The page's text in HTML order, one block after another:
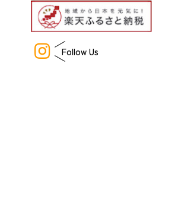
Follow Us